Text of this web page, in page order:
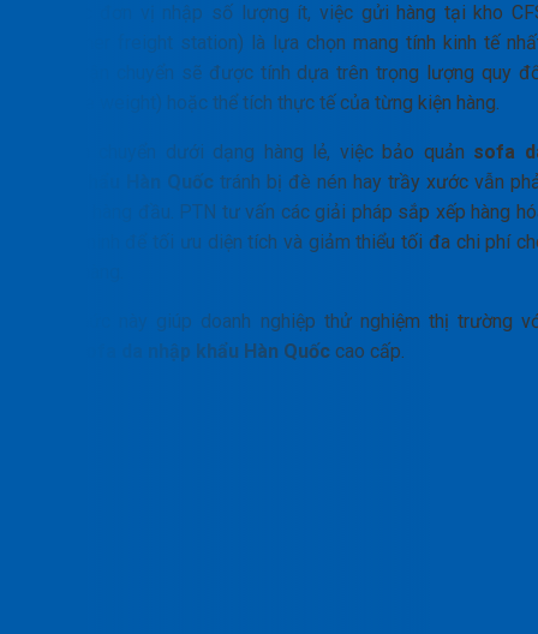
Với các đơn vị nhập số lượng ít, việc gửi hàng tại kho
(container freight station) là lựa chọn mang tính kinh tế
Cước vận chuyển sẽ được tính dựa trên trọng lượng quy
(volume weight) hoặc thể tích thực tế của từng kiện hàng.
Dù vận chuyển dưới dạng hàng lẻ, việc bảo quản sofa
nhập khẩu Hàn Quốc tránh bị đè nén hay trầy xước vẫn
đặt lên hàng đầu. PTN tư vấn các giải pháp sắp xếp hàng
thông minh để tối ưu diện tích và giảm thiểu tối đa chi phí
Hình thức này giúp doanh nghiệp thử nghiệm thị trường
sofa da nhập khẩu Hàn Quốc cao cấp.